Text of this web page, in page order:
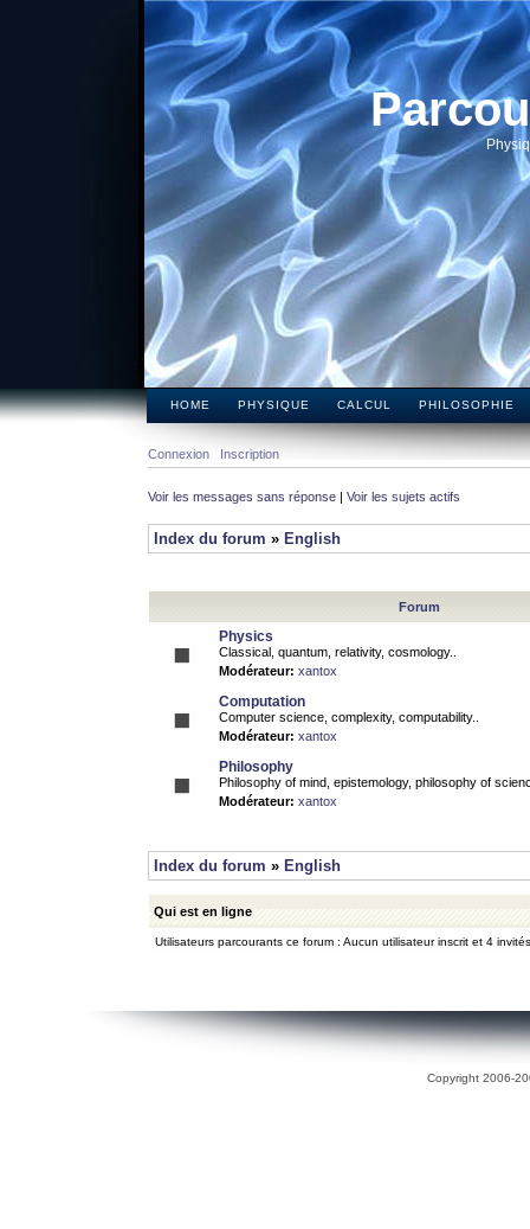
HOME PHYSIQUE CALCUL PHILOSOPHIE
Connexion Inscription
Voir les messages sans réponse | Voir les sujets actifs
Index du forum » English
Forum
Physics
Classical, quantum, relativity, cosmology..
Modérateur: xantox
Computation
Computer science, complexity, computability..
Modérateur: xantox
Philosophy
Philosophy of mind, epistemology, philosophy of
Modérateur: xantox
Index du forum » English
Qui est en ligne
Utilisateurs parcourants ce forum : Aucun utilisateur inscrit et 4 invités
Copyright 2006-